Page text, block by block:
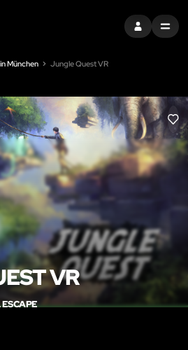
EINTRAGEN
MENU
München Jungle Quest VR
LIKE
VR